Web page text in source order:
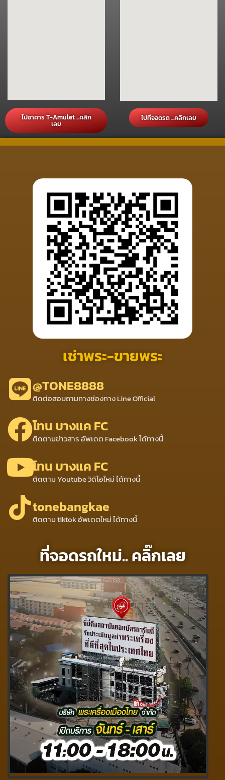
ไปอาคาร T-Amulet ...คลิก
เลย
ไปที่จอดรถ ...คลิกเลย
เช่าพระ-ขายพระ
@TONE8888
ติดต่อสอบถามทางช่องทาง Line Official
โทน บางแค FC
ติดตามข่าวสาร อัพเดต Facebook ได้ทางนี้
โทน บางแค FC
ติดตาม Youtube วิดิโอใหม่ ได้ทางนี้
tonebangkae
ติดตาม tiktok อัพเดตใหม่ ได้ทางนี้
ที่จอดรถใหม่.. คลิ๊กเลย